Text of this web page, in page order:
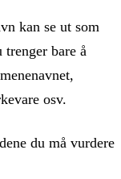
kan se ut som
bare å
osv.
du må vurdere